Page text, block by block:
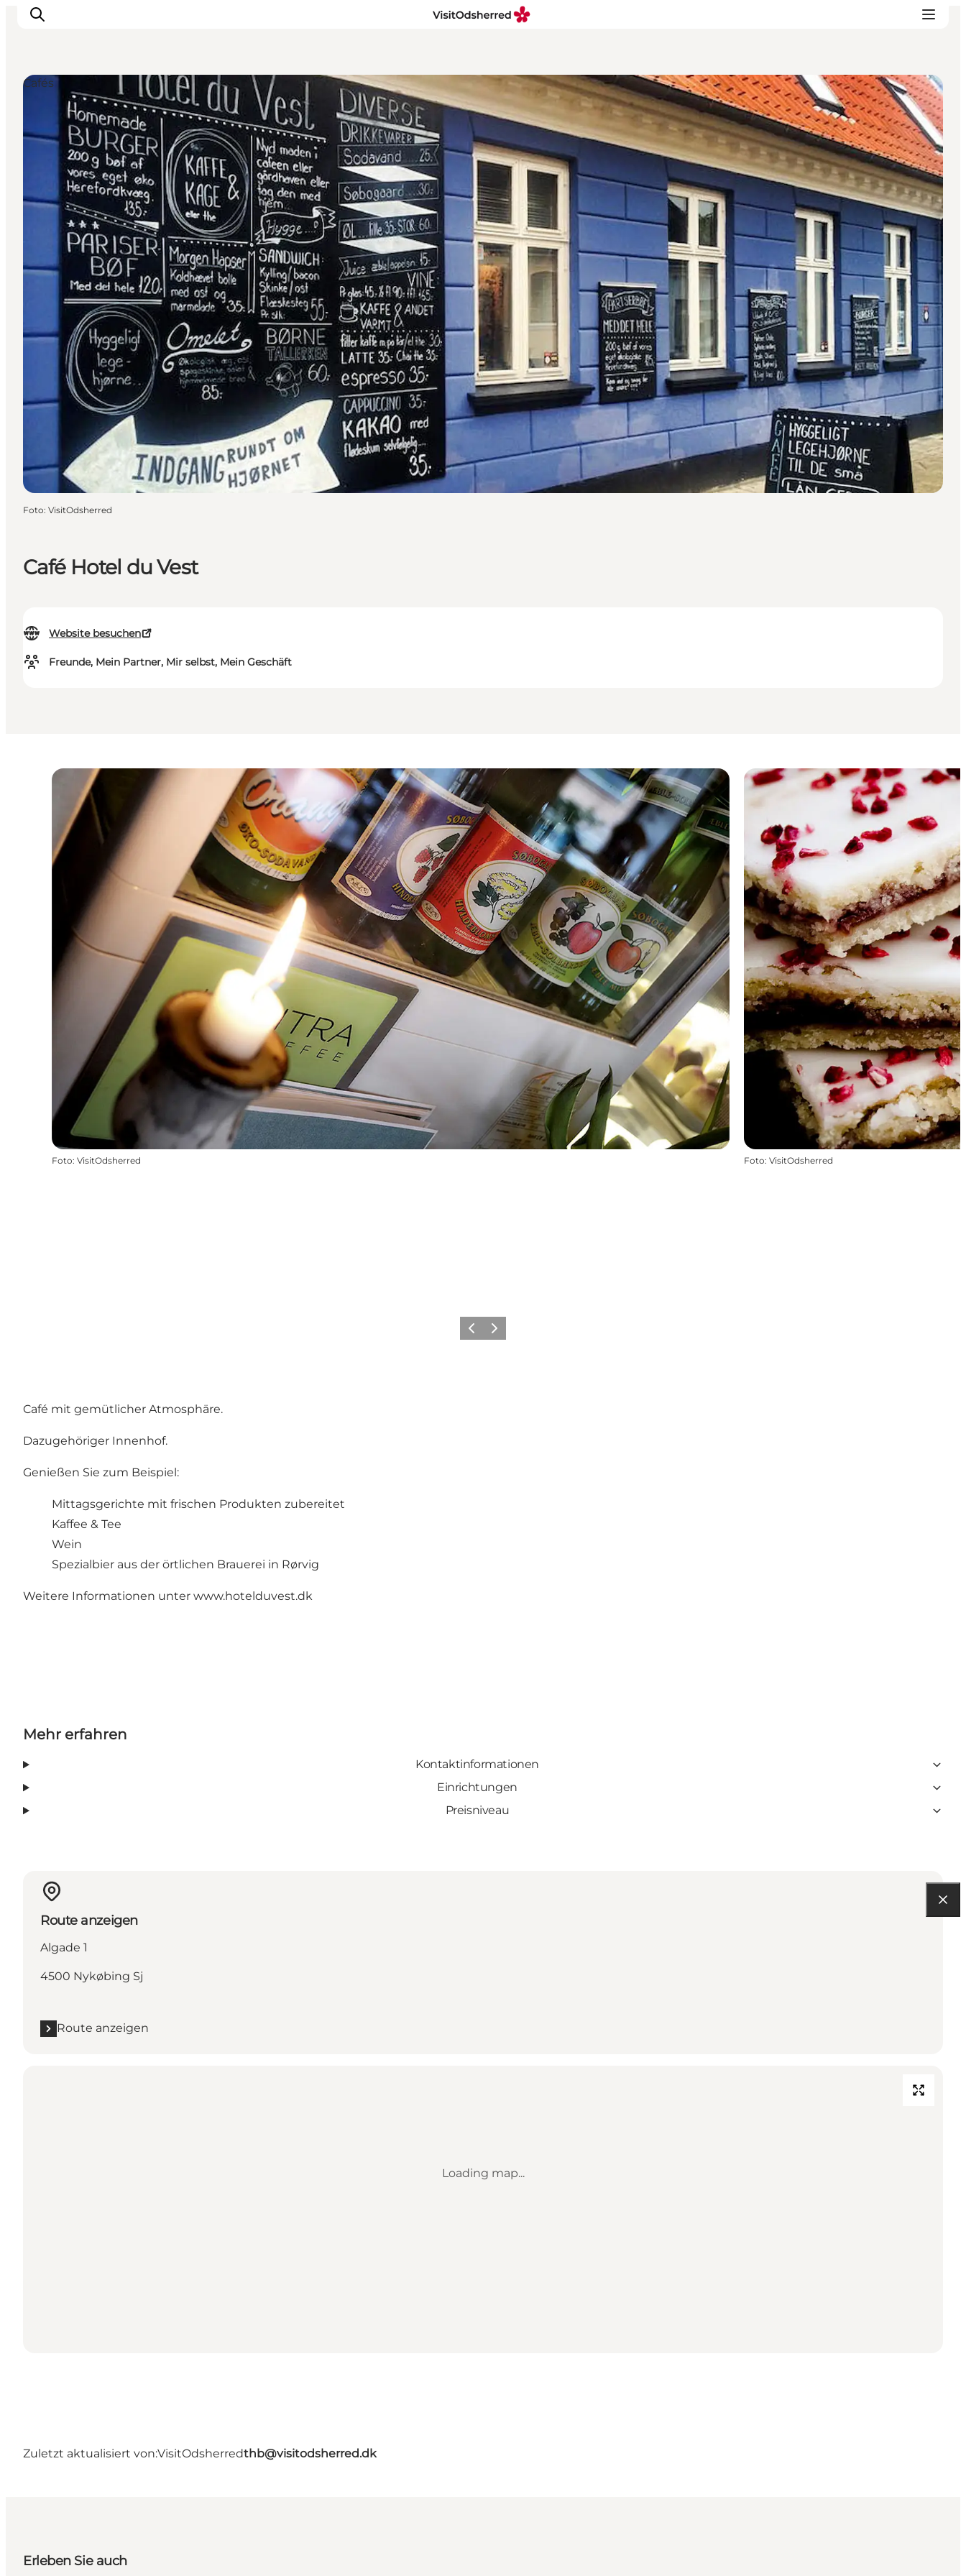
Events
Erlebnisse
Essen
Unterkünfte
Nützliches
Café Hotel du Vest
Website besuchen
Freunde, Mein Partner, Mir selbst, Mein Geschäft
Cafés
Foto: VisitOdsherred
Foto: VisitOdsherred Foto: VisitOdsherred
Vorherige Folie
Nächste Folie
Café mit gemütlicher Atmosphäre.
Dazugehöriger Innenhof.
Genießen Sie zum Beispiel:
Mittagsgerichte mit frischen Produkten zubereitet
Kaffee & Tee
Wein
Spezialbier aus der örtlichen Brauerei in Rørvig
Weitere Informationen unter www.hotelduvest.dk
Mehr erfahren
Kontaktinformationen
Einrichtungen
Preisniveau
Route anzeigen
Algade 1
4500 Nykøbing Sj
Route anzeigen
Loading map...
Zuletzt aktualisiert von:VisitOdsherredthb@visitodsherred.dk
Erleben Sie auch